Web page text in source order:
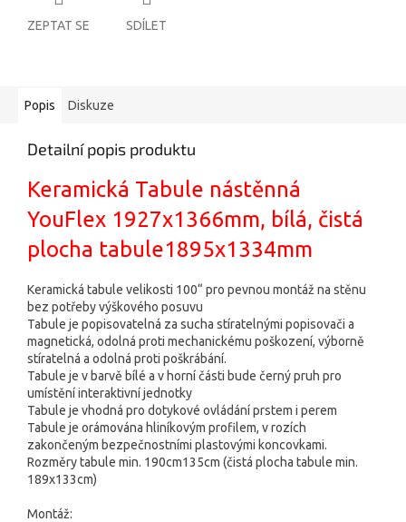
ZEPTAT SE SDÍLET
Popis Diskuze
Detailní popis produktu
Keramická Tabule nástěnná
YouFlex 1927x1366mm, bílá, čistá
plocha tabule1895x1334mm
Keramická tabule velikosti 100“ pro pevnou montáž na stěnu
bez potřeby výškového posuvu
Tabule je popisovatelná za sucha stíratelnými popisovači a
magnetická, odolná proti mechanickému poškození, výborně
stíratelná a odolná proti poškrábání.
Tabule je v barvě bílé a v horní části bude černý pruh pro
umístění interaktivní jednotky
Tabule je vhodná pro dotykové ovládání prstem i perem
Tabule je orámována hliníkovým profilem, v rozích
zakončeným bezpečnostními plastovými koncovkami.
Rozměry tabule min. 190cm135cm (čistá plocha tabule min.
189x133cm)
Montáž: